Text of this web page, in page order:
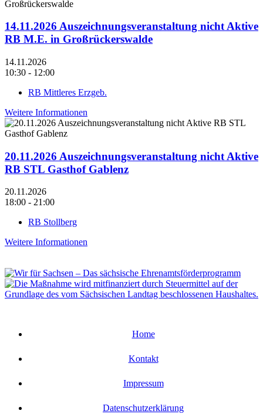
14.11.2026 Auszeichnungsveranstaltung nicht Aktive
RB M.E. in Großrückerswalde
14.11.2026
10:30 - 12:00
RB Mittleres Erzgeb.
Weitere Informationen
20.11.2026 Auszeichnungsveranstaltung nicht Aktive
RB STL Gasthof Gablenz
20.11.2026
18:00 - 21:00
RB Stollberg
Weitere Informationen
Home
Kontakt
Impressum
Datenschutzerklärung